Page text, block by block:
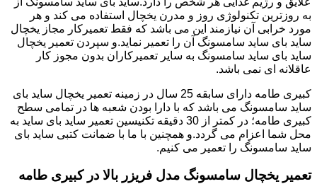
به روزترین تکنولوژی روز و مدرن یخچال استفاده می کند و هر
مورد خرابی آن نیازمند این می باشد که فقط تعمیرکار مجاز یخچال
ساید بای ساید سامسونگ آن را تعمیر نماید.و سپردن تعمیر یخچال
ساید بای ساید سامسونگ به سایر تعمیرکاران بدون مجوز کار
عاقلانه ای نمی باشد.
کبیری طامه دارای سابقه 25 سال در زمینه تعمیر یخچال ساید بای
ساید سامسونگ می باشد که با دارا بودن شعبه ها در تمامی سطح
کبیری طامه؛ در کمتر از 30 دقیقه تکنیسین تعمیر ساید بای ساید به
محل شما اعزام می گردد.و همچنین با ما با ضمانت کتبی ساید بای
ساید سامسونگ را تعمیر می کنیم.
تعمیر یخچال سامسونگ مدل فریزر بالا در کبیری طامه